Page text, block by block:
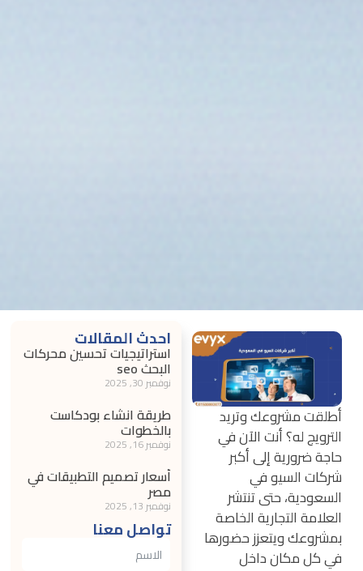
احدث المقالات
استراتيجيات تحسين محركات
البحث seo
نوفمبر 30, 2025
طريقة انشاء بودكاست
بالخطوات
نوفمبر 16, 2025
أسعار تصميم التطبيقات في
مصر
نوفمبر 13, 2025
تواصل معنا
أطلقت مشروعك وتريد
الترويج له؟ أنت الآن في
حاجة ضرورية إلى أكبر
شركات السيو في
السعودية، حتى تنتشر
العلامة التجارية الخاصة
بمشروعك ويتعزز حضورها
في كل مكان داخل